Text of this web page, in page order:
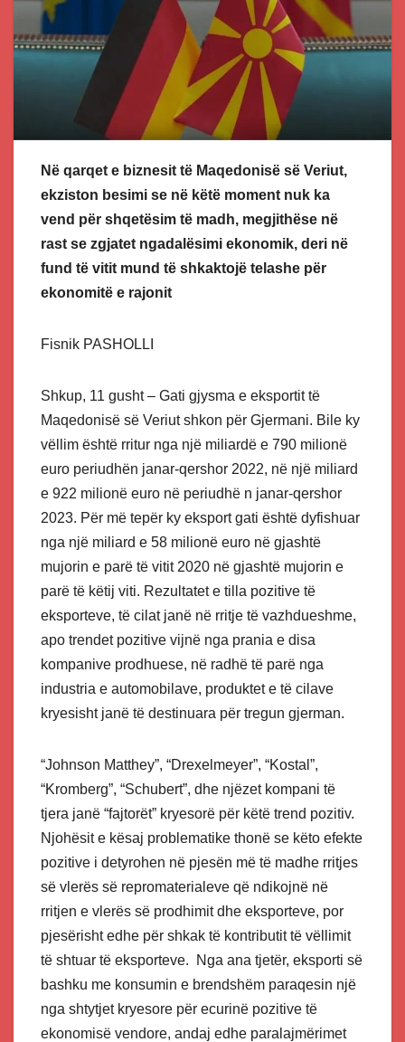
Në qarqet e biznesit të Maqedonisë së Veriut,
ekziston besimi se në këtë moment nuk ka
vend për shqetësim të madh, megjithëse në
rast se zgjatet ngadalësimi ekonomik, deri në
fund të vitit mund të shkaktojë telashe për
ekonomitë e rajonit
Fisnik PASHOLLI
Shkup, 11 gusht – Gati gjysma e eksportit të
Maqedonisë së Veriut shkon për Gjermani. Bile ky
vëllim është rritur nga një miliardë e 790 milionë
euro periudhën janar-qershor 2022, në një miliard
e 922 milionë euro në periudhë n janar-qershor
2023. Për më tepër ky eksport gati është dyfishuar
nga një miliard e 58 milionë euro në gjashtë
mujorin e parë të vitit 2020 në gjashtë mujorin e
parë të këtij viti. Rezultatet e tilla pozitive të
eksporteve, të cilat janë në rritje të vazhdueshme,
apo trendet pozitive vijnë nga prania e disa
kompanive prodhuese, në radhë të parë nga
industria e automobilave, produktet e të cilave
kryesisht janë të destinuara për tregun gjerman.
“Johnson Matthey”, “Drexelmeyer”, “Kostal”,
“Kromberg”, “Schubert”, dhe njëzet kompani të
tjera janë “fajtorët” kryesorë për këtë trend pozitiv.
Njohësit e kësaj problematike thonë se këto efekte
pozitive i detyrohen në pjesën më të madhe rritjes
së vlerës së repromaterialeve që ndikojnë në
rritjen e vlerës së prodhimit dhe eksporteve, por
pjesërisht edhe për shkak të kontributit të vëllimit
të shtuar të eksporteve. Nga ana tjetër, eksporti së
bashku me konsumin e brendshëm paraqesin një
nga shtytjet kryesore për ecurinë pozitive të
ekonomisë vendore, andaj edhe paralajmërimet